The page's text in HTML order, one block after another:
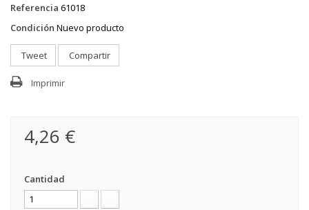
Referencia 61018
Condición Nuevo producto
Tweet Compartir
Imprimir
4,26 €
Cantidad